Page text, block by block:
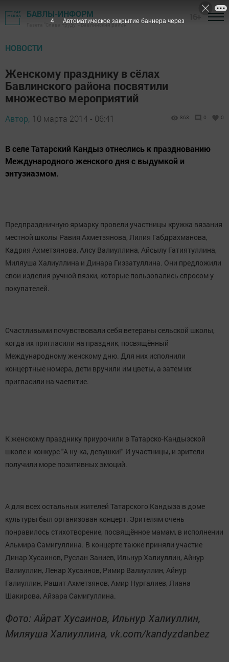
БАВЛЫ-ИНФОРМ
Газета "Слава труду" - Бавлинский район
НОВОСТИ
Женскому празднику в сёлах
Бавлинского района посвятили
множество мероприятий
Автор, 10 марта 2014 - 06:41 863 0 0
В селе Татарский Кандыз отнеслись к празднованию
Международного женского дня с выдумкой и
энтузиазмом.
Предпраздничную ярмарку провели участницы кружка вязания
местной школы Равия Ахметзянова, Лилия Габдрахманова,
Кадрия Ахметзянова, Алсу Валиуллина, Айсылу Гатиятуллина,
Миляуша Халиуллина и Динара Гиззатуллина. Они предложили
свои изделия ручной вязки, которые пользовались спросом у
покупателей.
Счастливыми почувствовали себя ветераны сельской школы,
когда их пригласили на праздник, посвящённый
Международному женскому дню. Для них исполнили
концертные номера, дети вручили им цветы, а затем их
пригласили на чаепитие.
К женскому празднику приурочили в Татарско-Кандызской
школе и конкурс "А ну-ка, девушки!" И участницы, и зрители
получили море позитивных эмоций.
А для всех остальных жителей Татарского Кандыза в доме
культуры был организован концерт. Зрителям очень
понравилось стихотворение, посвящённое мамам, в исполнении
Альмира Самигуллина. В концерте также приняли участие
Динар Хусаинов, Руслан Заниев, Ильнур Халиуллин, Айнур
Валиуллин, Ленар Хусаинов, Римир Валиуллин, Айнур
Галиуллин, Рашит Ахметзянов, Амир Нургалиев, Лиана
Шакирова, Айзара Самигуллина.
Фото: Айрат Хусаинов, Ильнур Халиуллин,
Миляуша Халиуллина, vk.com/kandyzdanbez
3 Автоматическое закрытие баннера через